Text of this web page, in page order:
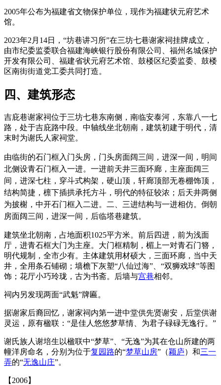
2005年公布为福建省文物保护单位，现作为福建状元府艺术
馆。
2023年2月14日，“坊巷讲习所”在三坊七巷谢家祠挂牌成立，
由市纪委监委联合福建海峡银行股份有限公司、福州名城保护
开发有限公司、福建省状元府艺术馆、鼓楼区纪委监委、鼓楼
区南街街道党工委共同打造。
四、建筑形态
吉庇巷谢家祠位于三坊七巷东南侧，南临安泰河，东靠八一七
路，处于吉庇路中段。中轴线坐北朝南，建筑初建于明代，清
末时为谢氏人家祠堂。
由临街的石门框入门头房，门头房面阔三间，进深一间，明间
北侧设青石门框入一进。一进前天井三面环廊，主座面阔三
间，进深七柱，穿斗式构架，硬山顶，轩廊顶部无卷棚饰顶，
结构简捷，檩下插拱承托方斗，明代的特征较浓；后天井两侧
为披榭，中开石门框入二进。二、三进结构与一进相仿。倒朝
房面阔三间，进深一间，后临塔巷建筑。
建筑坐北朝南，占地面积1025平方米。前后四进，前为浅面
厅，进青石框大门为主座。大门框精制，楣上一对青石门簪，
明代规制，全市少有。主体建筑用材硕大，三面环廊，当中天
井，全用条石铺砌；墙檐下灰塑“八仙过海”、“双狮戏球”等图
饰；花厅小巧玲珑，古为书斋。后墙与宫巷相邻。
祠内另发现两面“武魁”牌匾。
据谢家后裔回忆，谢家祠内第一进中堂供先贤谢安，后堂供谢
灵运，原有楹联：“是佳人悠悠梦草情、为君子碌碌无逸行。”
谢氏族人谢培生以楹联中“梦草”、“无逸”为其在仓山所建的两
幢洋房命名，分别为位于复园路的“梦草山房”（颖庐）和三一
弄的“无逸山庄”。
【2006】